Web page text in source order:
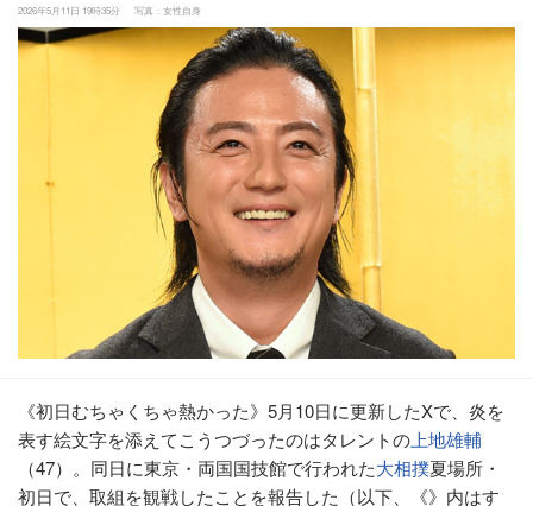
2026年5月11日 19時35分 写真：女性自身
《初日むちゃくちゃ熱かった》5月10日に更新したXで、炎を
表す絵文字を添えてこうつづったのはタレントの 上地雄輔
（47）。同日に東京・両国国技館で行われた大相撲夏場所・
初日で、取組を観戦したことを報告した（以下、《》内はす